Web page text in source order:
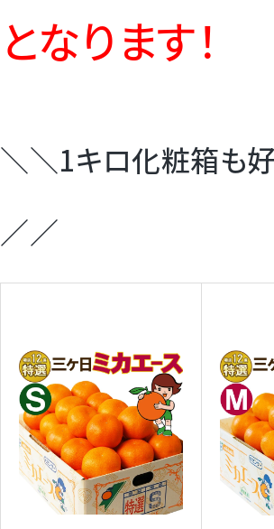
となります！
＼＼1キロ化粧箱も好
／／